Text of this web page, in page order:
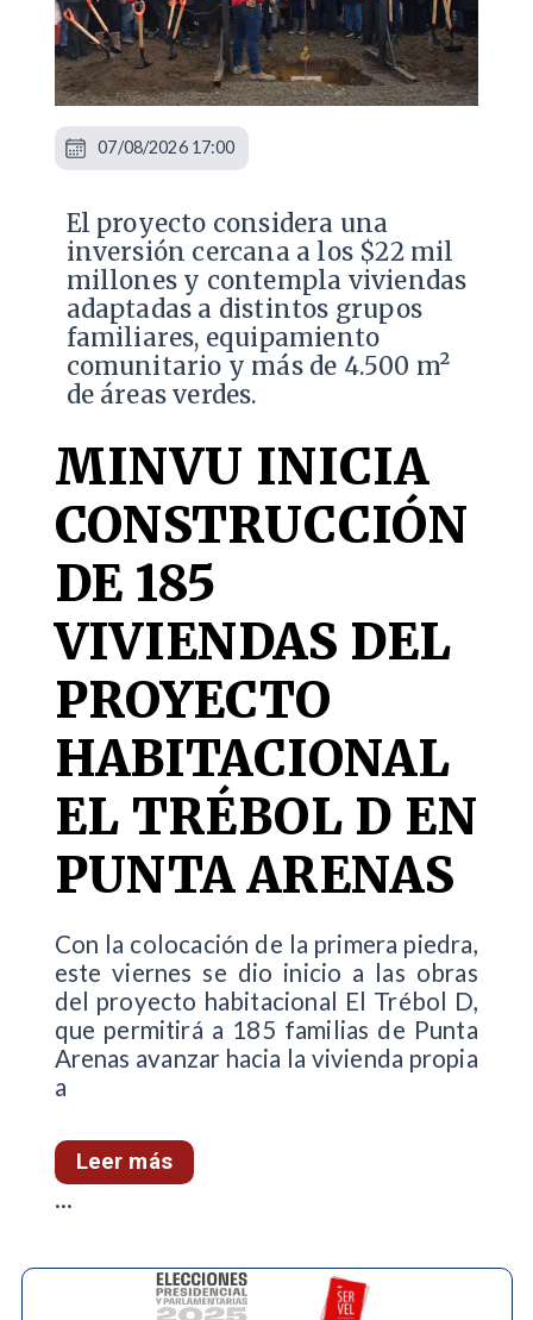
El proyecto considera una
inversión cercana a los $22 mil
millones y contempla viviendas
adaptadas a distintos grupos
familiares, equipamiento
comunitario y más de 4.500 m²
de áreas verdes.
MINVU INICIA
CONSTRUCCIÓN
DE 185
VIVIENDAS DEL
PROYECTO
HABITACIONAL
EL TRÉBOL D EN
PUNTA ARENAS
Con la colocación de la primera piedra,
este viernes se dio inicio a las obras
del proyecto habitacional El Trébol D,
que permitirá a 185 familias de Punta
Arenas avanzar hacia la vivienda propia
a
Leer más
07/08/2026 17:00
...